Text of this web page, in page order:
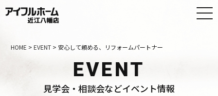
HOME >EVENT > 安心して頼める、リフォームパートナー
EVENT
見学会・相談会などイベント情報